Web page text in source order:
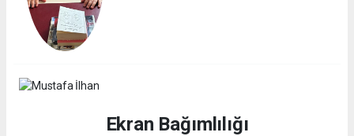
Ekran Bağımlılığı